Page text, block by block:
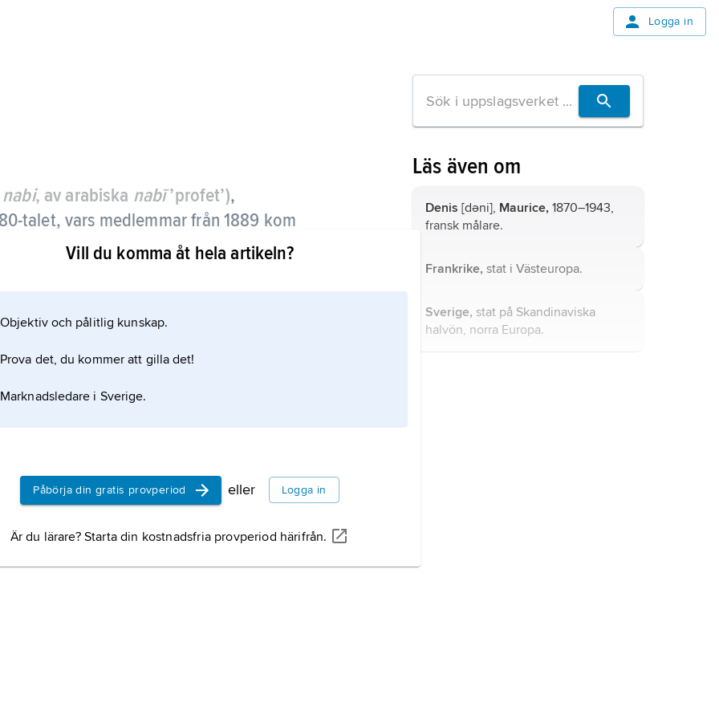
Logga in
nabi, av arabiska nabī’profet’),
talet, vars medlemmar från 1889 kom
och samtidigt bildade gruppen,
hade en allmänt traditionalistisk och
kyrklighet. Den utgjordes främst av Paul
Félix Vallotton.
Vill du komma åt hela artikeln?
Objektiv och pålitlig kunskap.
Prova det, du kommer att gilla det!
Marknadsledare i Sverige.
Påbörja din gratis provperiod eller Logga in
Är du lärare? Starta din kostnadsfria provperiod härifrån.
Läs även om
Denis [dəni], Maurice, 1870–1943,
fransk målare.
Frankrike, stat i Västeuropa.
Sverige, stat på Skandinaviska
halvön, norra Europa.